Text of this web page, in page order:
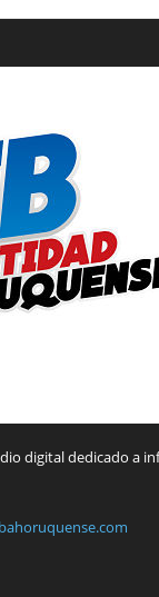
digital dedicado a